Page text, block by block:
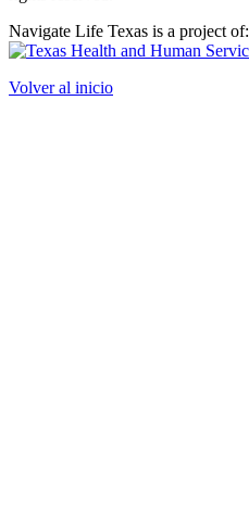
Navigate Life Texas is a project of:
Volver al inicio